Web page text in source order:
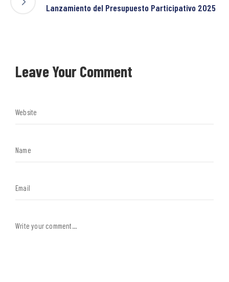
Lanzamiento del Presupuesto Participativo 2025
Leave Your Comment